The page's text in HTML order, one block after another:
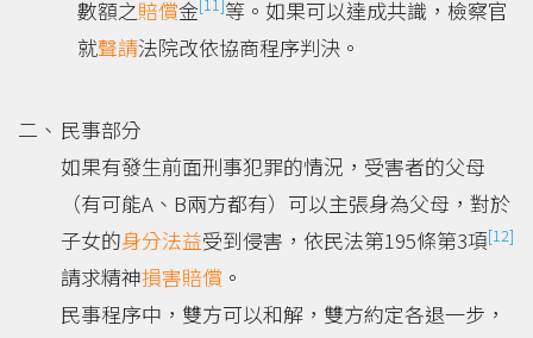
數額之賠償金
等。如果可以達成共識，檢察官
就聲請法院改依協商程序判決。
民事部分
如果有發生前面刑事犯罪的情況，受害者的父母
（有可能A、B兩方都有）可以主張身為父母，對於
子女的身分法益受到侵害，依民法第195條第3項[12]
請求精神損害賠償 。
民事程序中，雙方可以和解，雙方約定各退一步，